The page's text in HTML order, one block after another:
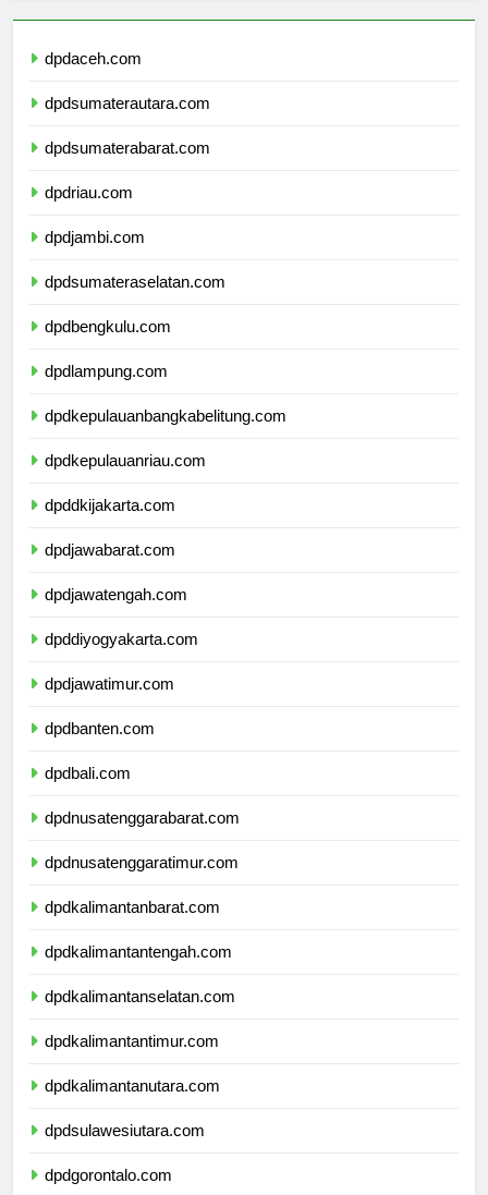
dpdaceh.com
dpdsumaterautara.com
dpdsumaterabarat.com
dpdriau.com
dpdjambi.com
dpdsumateraselatan.com
dpdbengkulu.com
dpdlampung.com
dpdkepulauanbangkabelitung.com
dpdkepulauanriau.com
dpddkijakarta.com
dpdjawabarat.com
dpdjawatengah.com
dpddiyogyakarta.com
dpdjawatimur.com
dpdbanten.com
dpdbali.com
dpdnusatenggarabarat.com
dpdnusatenggaratimur.com
dpdkalimantanbarat.com
dpdkalimantantengah.com
dpdkalimantanselatan.com
dpdkalimantantimur.com
dpdkalimantanutara.com
dpdsulawesiutara.com
dpdgorontalo.com